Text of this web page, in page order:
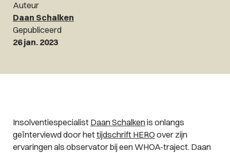
Auteur
Daan Schalken
Gepubliceerd
26 jan. 2023
Insolventiespecialist Daan Schalkenis onlangs
geïnterviewd door hettijdschrift HEROover zijn
ervaringen als observator bij een WHOA-traject. Daan